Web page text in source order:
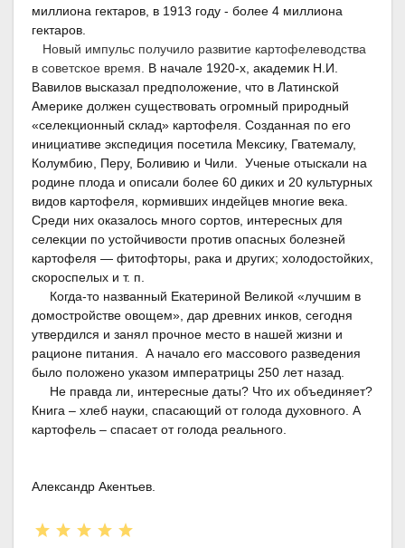
миллиона гектаров, в 1913 году - более 4 миллиона
гектаров.
Новый импульс получило развитие картофелеводства
в советское время. В начале 1920-х, академик Н.И.
Вавилов высказал предположение, что в Латинской
Америке должен существовать огромный природный
«селекционный склад» картофеля. Созданная по его
инициативе экспедиция посетила Мексику, Гватемалу,
Колумбию, Перу, Боливию и Чили. Ученые отыскали на
родине плода и описали более 60 диких и 20 культурных
видов картофеля, кормивших индейцев многие века.
Среди них оказалось много сортов, интересных для
селекции по устойчивости против опасных болезней
картофеля — фитофторы, рака и других; холодостойких,
скороспелых и т. п.
Когда-то названный Екатериной Великой «лучшим в
домостройстве овощем», дар древних инков, сегодня
утвердился и занял прочное место в нашей жизни и
рационе питания. А начало его массового разведения
было положено указом императрицы 250 лет назад.
Не правда ли, интересные даты? Что их объединяет?
Книга – хлеб науки, спасающий от голода духовного. А
картофель – спасает от голода реального.
Александр Акентьев.